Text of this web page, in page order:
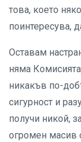
това, което
поинтересува,
Оставам
няма Комисията
никакъв по-
сигурност и
получи никой,
огромен масив